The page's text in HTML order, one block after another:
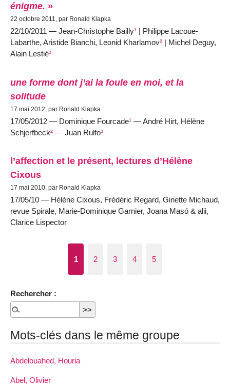
énigme. »
22 octobre 2011, par Ronald Klapka
22/10/2011 — Jean-Christophe Bailly¹ | Philippe Lacoue-
Labarthe, Aristide Bianchi, Leonid Kharlamov² | Michel Deguy,
Alain Lestié³
une forme dont j’ai la foule en moi, et la
solitude
17 mai 2012, par Ronald Klapka
17/05/2012 — Dominique Fourcade¹ — André Hirt, Hélène
Schjerfbeck² — Juan Rulfo³
l’affection et le présent, lectures d’Hélène
Cixous
17 mai 2010, par Ronald Klapka
17/05/10 — Hélène Cixous, Frédéric Regard, Ginette Michaud,
revue Spirale, Marie-Dominique Garnier, Joana Masó & alii,
Clarice Lispector
1 2 3 4 5
Rechercher :
Mots-clés dans le même groupe
Abdelouahed, Houria
Abel, Olivier